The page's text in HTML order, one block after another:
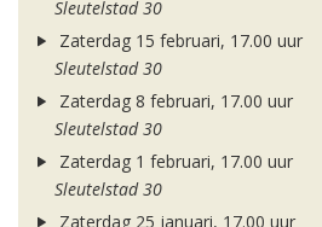
Sleutelstad 30
Zaterdag 15 februari, 17.00 uur
Sleutelstad 30
Zaterdag 8 februari, 17.00 uur
Sleutelstad 30
Zaterdag 1 februari, 17.00 uur
Sleutelstad 30
Zaterdag 25 januari, 17.00 uur